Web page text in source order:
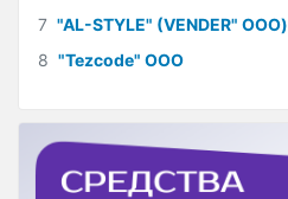
7 "AL-STYLE" (VENDER" ООО)
8 "Tezcode" ООО